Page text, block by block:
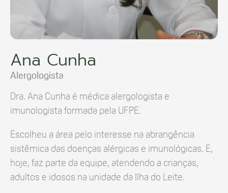
Ana Cunha
Alergologista
Dra. Ana Cunha é médica alergologista e
imunologista formada pela UFPE.
Escolheu a área pelo interesse na abrangência
sistêmica das doenças alérgicas e imunológicas. E,
hoje, faz parte da equipe, atendendo a crianças,
adultos e idosos na unidade da Ilha do Leite.